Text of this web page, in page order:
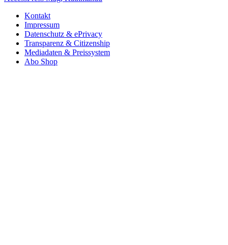
Kontakt
Impressum
Datenschutz & ePrivacy
Transparenz & Citizenship
Mediadaten & Preissystem
Abo Shop